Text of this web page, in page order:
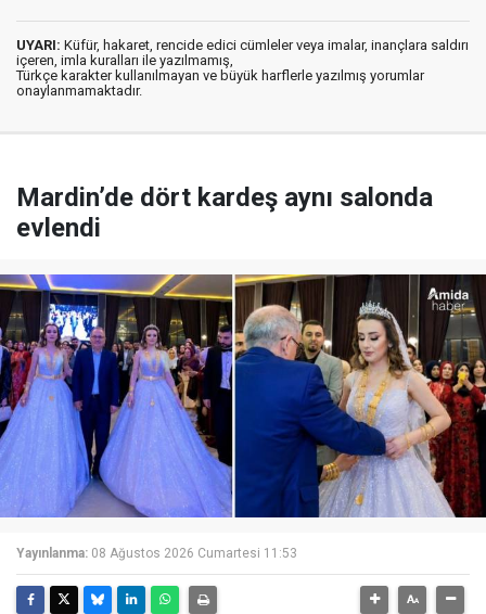
UYARI: Küfür, hakaret, rencide edici cümleler veya imalar, inançlara saldırı
içeren, imla kuralları ile yazılmamış,
Türkçe karakter kullanılmayan ve büyük harflerle yazılmış yorumlar
onaylanmamaktadır.
Mardin’de dört kardeş aynı salonda
evlendi
Yayınlanma: 08 Ağustos 2026 Cumartesi 11:53